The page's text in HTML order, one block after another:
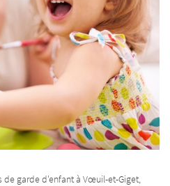
de garde d'enfant à Vœuil-et-Giget,